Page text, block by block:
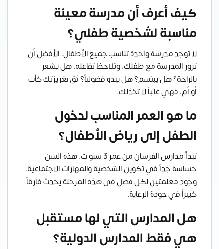
كيف أعرف أن مدرسة معينة
مناسبة لشخصية طفلي؟
لا توجد مدرسة واحدة تناسب جميع الأطفال. الأفضل أن
تزور المدرسة مع طفلك، وتلاحظ تفاعله. هل يشعر
بالراحة؟ هل يبتسم؟ هل يبدو فضولياً؟ ثق بغريزتك كأب
أو أم، فهي غالباً لا تخذلك.
ما هو العمر المناسب لدخول
الطفل إلى رياض الأطفال؟
تبدأ مدارس الفرسان من عمر 3 سنوات. هذه السن
حساسة جداً في تكوين الشخصية والمهارات الاجتماعية.
وجود معلمتين لكل فصل في هذه المرحلة يحدث فارقاً
كبيراً في جودة الرعاية.
هل المدارس التي لها مستقبل
هي فقط المدارس الدولية؟